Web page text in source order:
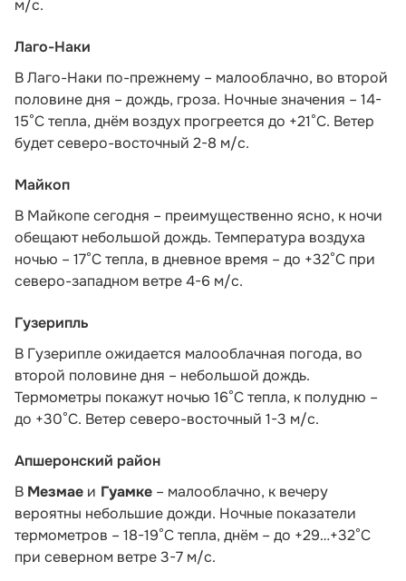
м/с.
Лаго-Наки
В Лаго-Наки по-прежнему – малооблачно, во второй
половине дня – дождь, гроза. Ночные значения – 14-
15°С тепла, днём воздух прогреется до +21°С. Ветер
будет северо-восточный 2-8 м/с.
Майкоп
В Майкопе сегодня – преимущественно ясно, к ночи
обещают небольшой дождь. Температура воздуха
ночью – 17°С тепла, в дневное время – до +32°С при
северо-западном ветре 4-6 м/с.
Гузерипль
В Гузерипле ожидается малооблачная погода, во
второй половине дня – небольшой дождь.
Термометры покажут ночью 16°С тепла, к полудню –
до +30°С. Ветер северо-восточный 1-3 м/с.
Апшеронский район
В Мезмае и Гуамке – малооблачно, к вечеру
вероятны небольшие дожди. Ночные показатели
термометров – 18-19°С тепла, днём – до +29…+32°С
при северном ветре 3-7 м/с.